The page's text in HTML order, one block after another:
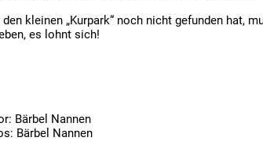
den kleinen „Kurpark“ noch nicht gefunden hat,
es lohnt sich!
Bärbel Nannen
Bärbel Nannen